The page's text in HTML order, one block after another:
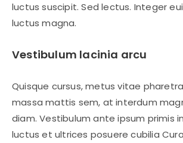
luctus suscipit. Sed lectus. Integer
luctus magna.
Vestibulum lacinia arcu
Quisque cursus, metus vitae
massa mattis sem, at interdum
diam. Vestibulum ante ipsum primis
luctus et ultrices posuere cubilia